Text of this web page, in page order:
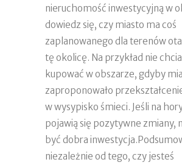
nieruchomość inwestycyjną w
dowiedz się, czy miasto ma coś
zaplanowanego dla terenów
tę okolicę. Na przykład nie
kupować w obszarze, gdyby
zaproponowało
w wysypisko śmieci. Jeśli na
pojawią się pozytywne zmiany,
być dobra
niezależnie od tego, czy jesteś